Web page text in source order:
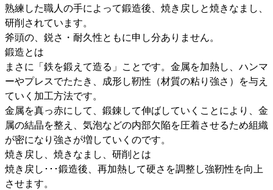
熟練した職人の手によって鍛造後、焼き戻しと焼きなまし、
研削されています。
斧頭の、鋭さ・耐久性ともに申し分ありません。
鍛造とは
まさに「鉄を鍛えて造る」ことです。金属を加熱し、ハンマ
ーやプレスでたたき、成形し靭性（材質の粘り強さ）を与え
ていく加工方法です。
金属を真っ赤にして、鍛錬して伸ばしていくことにより、金
属の結晶を整え、気泡などの内部欠陥を圧着させるため組織
が密になり強さが増していくのです。
焼き戻し、焼きなまし、研削とは
焼き戻し･･･鍛造後、再加熱して硬さを調整し強靭性を向上
させます。